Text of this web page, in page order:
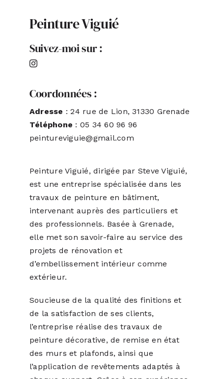
Peinture Viguié
Suivez-moi sur :
Coordonnées :
Adresse : 24 rue de Lion, 31330 Grenade
Téléphone : 05 34 60 96 96
peintureviguie@gmail.com
Peinture Viguié, dirigée par Steve Viguié,
est une entreprise spécialisée dans les
travaux de peinture en bâtiment,
intervenant auprès des particuliers et
des professionnels. Basée à Grenade,
elle met son savoir-faire au service des
projets de rénovation et
d’embellissement intérieur comme
extérieur.
Soucieuse de la qualité des finitions et
de la satisfaction de ses clients,
l’entreprise réalise des travaux de
peinture décorative, de remise en état
des murs et plafonds, ainsi que
l’application de revêtements adaptés à
ACTUALITÉS
CONTACT